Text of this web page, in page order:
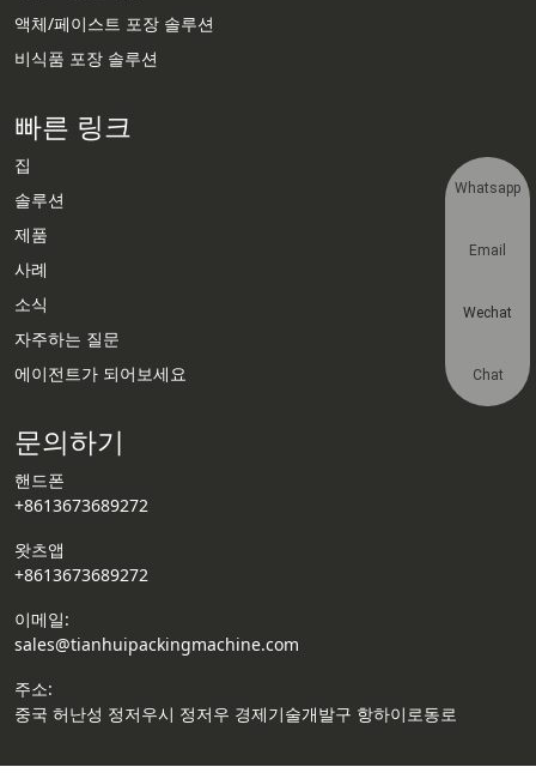
액체/페이스트 포장 솔루션
비식품 포장 솔루션
빠른 링크
집
솔루션
제품
사례
소식
자주하는 질문
에이전트가 되어보세요
문의하기
핸드폰
+8613673689272
왓츠앱
+8613673689272
이메일:
sales@tianhuipackingmachine.com
주소:
중국 허난성 정저우시 정저우 경제기술개발구 항하이로동로
Whatsapp
Email
Wechat
Chat